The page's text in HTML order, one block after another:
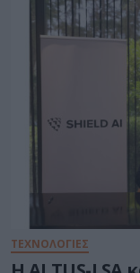
ΤΕΧΝΟΛΟΓΙΕΣ